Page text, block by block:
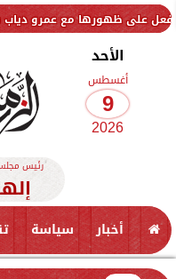
مع عمرو دياب في حفل «يلا
الأحد
أغسطس
9
2026
رئيس مجلس
أخبار سياسة